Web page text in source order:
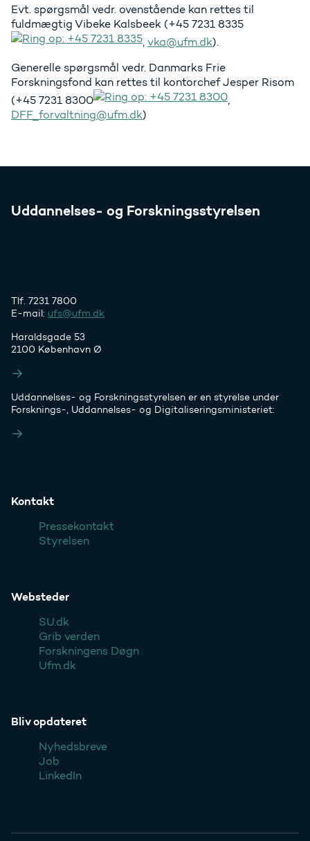
Evt. spørgsmål vedr. ovenstående kan rettes til
fuldmægtig Vibeke Kalsbeek (+45 7231 8335
, vka@ufm.dk).
Generelle spørgsmål vedr. Danmarks Frie
Forskningsfond kan rettes til kontorchef Jesper Risom
(+45 7231 8300
,
DFF_forvaltning@ufm.dk)
Uddannelses- og Forskningsstyrelsen
Tlf. 7231 7800
E-mail: ufs@ufm.dk
Haraldsgade 53
2100 København Ø
Uddannelses- og Forskningsstyrelsen er en styrelse under
Forsknings-, Uddannelses- og Digitaliseringsministeriet:
Kontakt
Pressekontakt
Styrelsen
Websteder
SU.dk
Grib verden
Forskningens Døgn
Ufm.dk
Bliv opdateret
Nyhedsbreve
Job
LinkedIn